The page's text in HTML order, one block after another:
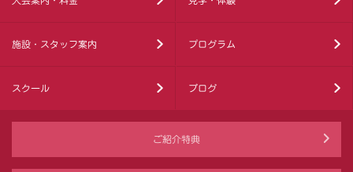
施設・スタッフ案内 プログラム
スクール ブログ
ご紹介特典